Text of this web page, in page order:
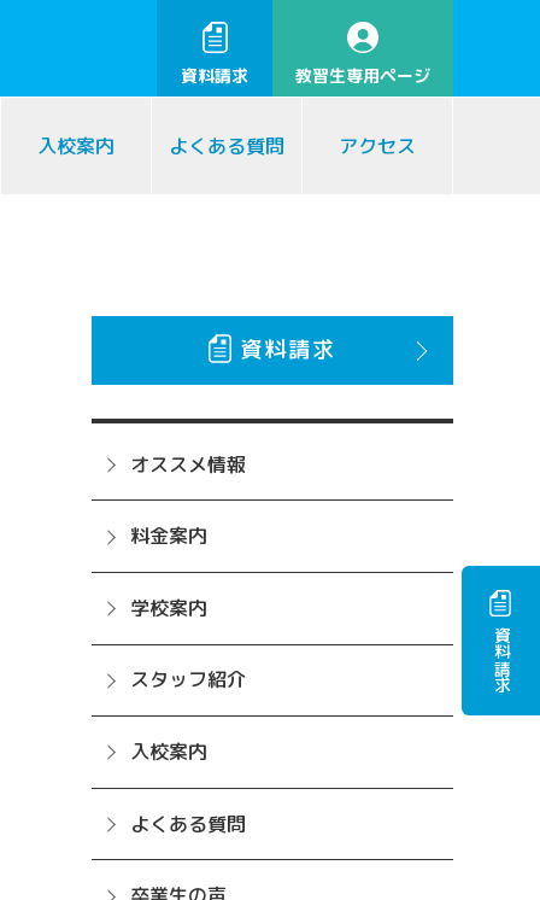
資料請求 教習生専用ページ
入校案内 よくある質問 アクセス
資料請求
資料請求
オススメ情報
料金案内
学校案内
スタッフ紹介
入校案内
よくある質問